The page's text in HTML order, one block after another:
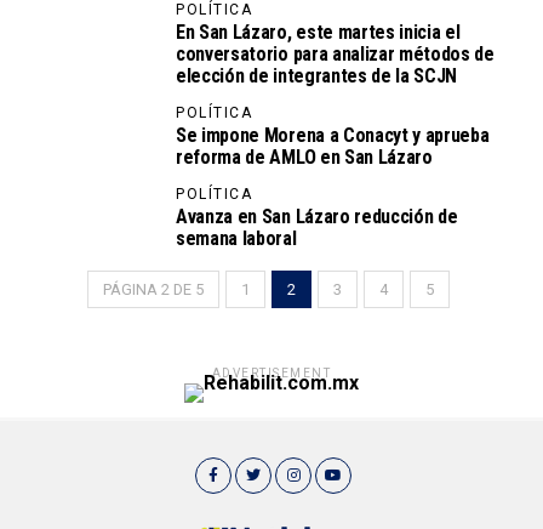
POLÍTICA
En San Lázaro, este martes inicia el
conversatorio para analizar métodos de
elección de integrantes de la SCJN
POLÍTICA
Se impone Morena a Conacyt y aprueba
reforma de AMLO en San Lázaro
POLÍTICA
Avanza en San Lázaro reducción de
semana laboral
PÁGINA 2 DE 5 1 2 3 4 5
ADVERTISEMENT